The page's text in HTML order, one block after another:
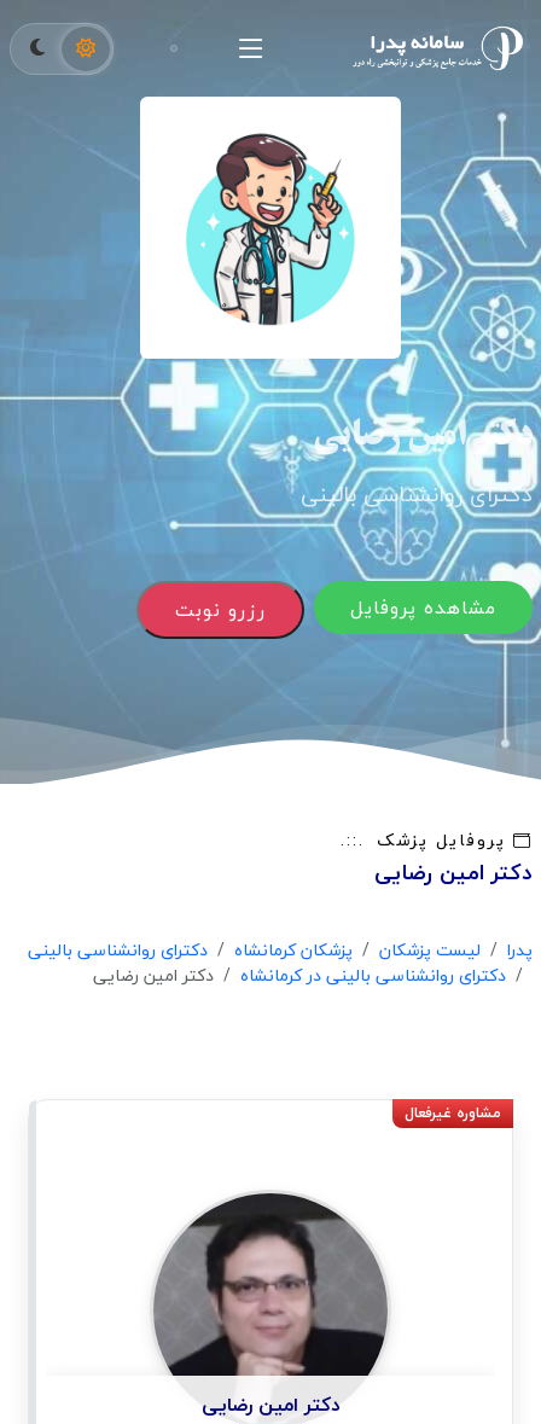
دکتر امین رضایی
دکترای روانشناسی بالینی
رزرو نوبت مشاهده پروفایل
پروفایل پزشک
دکتر امین رضایی
پدرا لیست پزشکان پزشکان کرمانشاه
دکترای روانشناسی بالینی
دکترای روانشناسی بالینی در کرمانشاه
دکتر امین رضایی
دکتر امین رضایی